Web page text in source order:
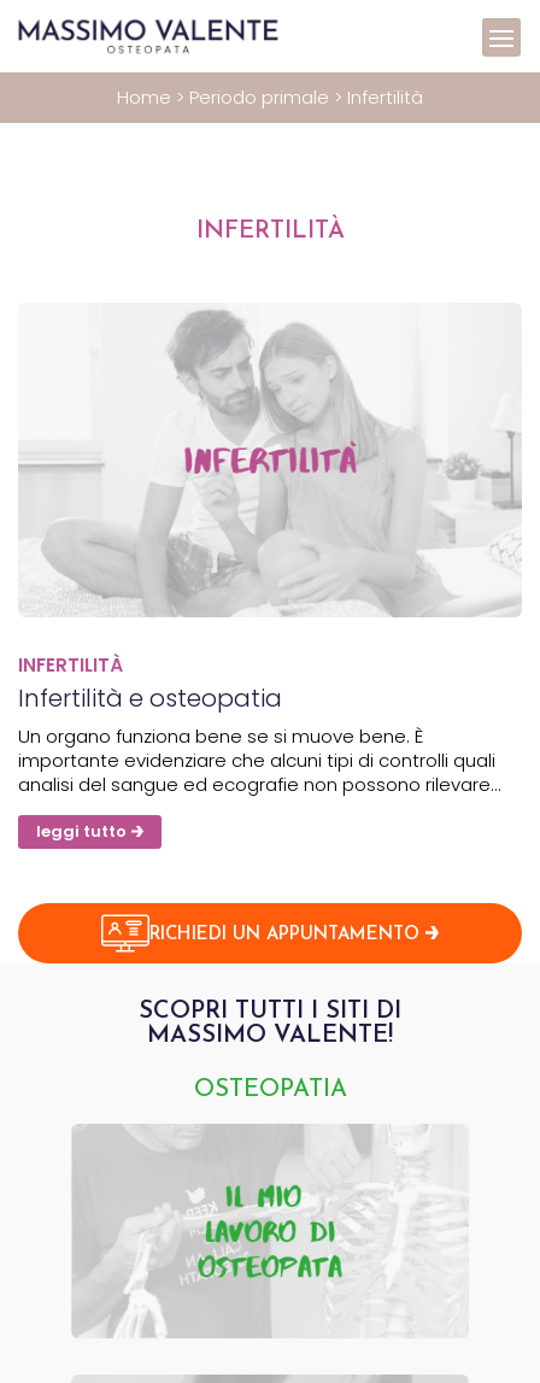
Home > Periodo primale > Infertilità
INFERTILITÀ
Infertilità e osteopatia
INFERTILITÀ
Un organo funziona bene se si muove bene. È
importante evidenziare che alcuni tipi di controlli quali
analisi del sangue ed ecografie non possono rilevare
eventuali problemi meccanici della mobilità dell’utero e
di conseguenza non si riesce a determinare la causa di...
leggi tutto
RICHIEDI UN APPUNTAMENTO
SCOPRI TUTTI I SITI DI
MASSIMO VALENTE!
OSTEOPATIA